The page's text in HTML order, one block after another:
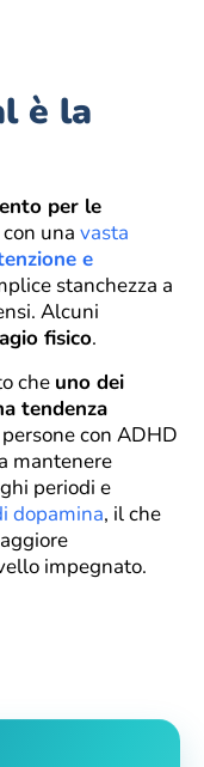
è la
per le
una vasta
e
stanchezza a
Alcuni
fisico.
che uno dei
tendenza
persone con ADHD
mantenere
periodi e
dopamina, il che
impegnato.